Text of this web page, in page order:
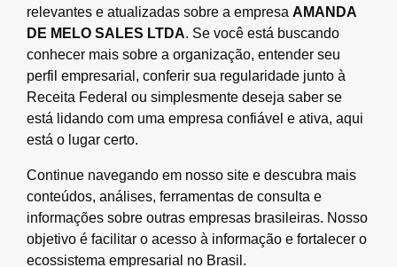
relevantes e atualizadas sobre a empresa AMANDA
DE MELO SALES LTDA. Se você está buscando
conhecer mais sobre a organização, entender seu
perfil empresarial, conferir sua regularidade junto à
Receita Federal ou simplesmente deseja saber se
está lidando com uma empresa confiável e ativa, aqui
está o lugar certo.
Continue navegando em nosso site e descubra mais
conteúdos, análises, ferramentas de consulta e
informações sobre outras empresas brasileiras. Nosso
objetivo é facilitar o acesso à informação e fortalecer o
ecossistema empresarial no Brasil.